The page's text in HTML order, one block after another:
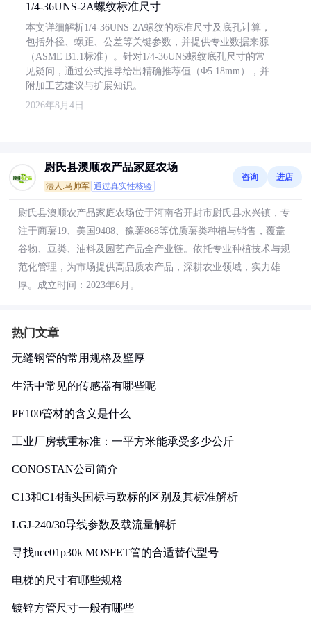
1/4-36UNS-2A螺纹标准尺寸
本文详细解析1/4-36UNS-2A螺纹的标准尺寸及底孔计算，
包括外径、螺距、公差等关键参数，并提供专业数据来源
（ASME B1.1标准）。针对1/4-36UNS螺纹底孔尺寸的常
见疑问，通过公式推导给出精确推荐值（Φ5.18mm），并
附加工艺建议与扩展知识。
2026年8月4日
尉氏县澳顺农产品家庭农场
法人:马帅军 通过真实性核验
咨询 进店
尉氏县澳顺农产品家庭农场位于河南省开封市尉氏县永兴镇，专
注于商薯19、美国9408、豫薯868等优质薯类种植与销售，覆盖
谷物、豆类、油料及园艺产品全产业链。依托专业种植技术与规
范化管理，为市场提供高品质农产品，深耕农业领域，实力雄
厚。成立时间：2023年6月。
热门文章
无缝钢管的常用规格及壁厚
生活中常见的传感器有哪些呢
PE100管材的含义是什么
工业厂房载重标准：一平方米能承受多少公斤
CONOSTAN公司简介
C13和C14插头国标与欧标的区别及其标准解析
LGJ-240/30导线参数及载流量解析
寻找nce01p30k MOSFET管的合适替代型号
电梯的尺寸有哪些规格
镀锌方管尺寸一般有哪些